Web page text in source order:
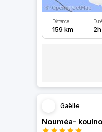
Distance
159 km
Gaëlle
Nouméa-